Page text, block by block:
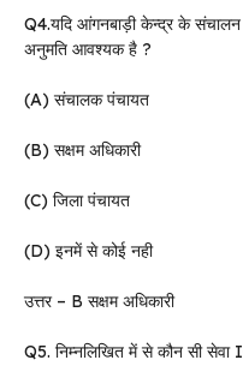
Q4.यदि आंगनबाड़ी केन्द्र के संचालन
अनुमति आवश्यक है ?
(A) संचालक पंचायत
(B) सक्षम अधिकारी
(C) जिला पंचायत
(D) इनमें से कोई नही
उत्तर – B सक्षम अधिकारी
Q5. निम्नलिखित में से कौन सी सेवा